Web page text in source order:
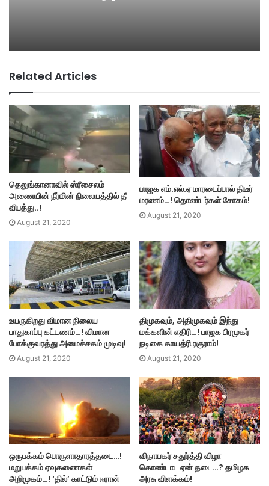
Related Articles
தெலுங்கானாவில் ஸ்ரீசைலம்
அணையின் நீர்மின் நிலையத்தில் தீ
விபத்து..!
August 21, 2020
பாஜக எம்.எல்.ஏ மாரடைப்பால் திடீர்
மரணம்…! தொண்டர்கள் சோகம்!
August 21, 2020
உயருகிறது விமான நிலைய
பாதுகாப்பு கட்டணம்…! விமான
போக்குவரத்து அமைச்சகம் முடிவு!
August 21, 2020
திமுகவும், அதிமுகவும் இந்து
மக்களின் எதிரி…! பாஜக பிரமுகர்
நடிகை காயத்ரி ரகுராம்!
August 21, 2020
ஒருபக்கம் பொருளாதாரத்தடை…!
மறுபக்கம் ஏவுகணைகள்
அறிமுகம்…! ‘தில்’ காட்டும் ஈரான்
விநாயகர் சதுர்த்தி விழா
கொண்டாட ஏன் தடை…? தமிழக
அரசு விளக்கம்!